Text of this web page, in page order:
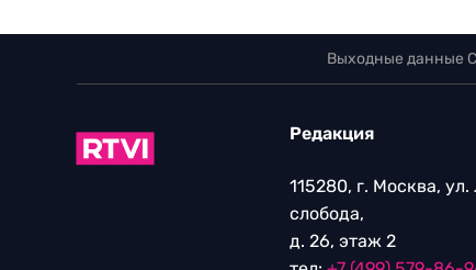
Выходные данные
Редакция
115280, г. Москва,
слобода,
д. 26, этаж 2